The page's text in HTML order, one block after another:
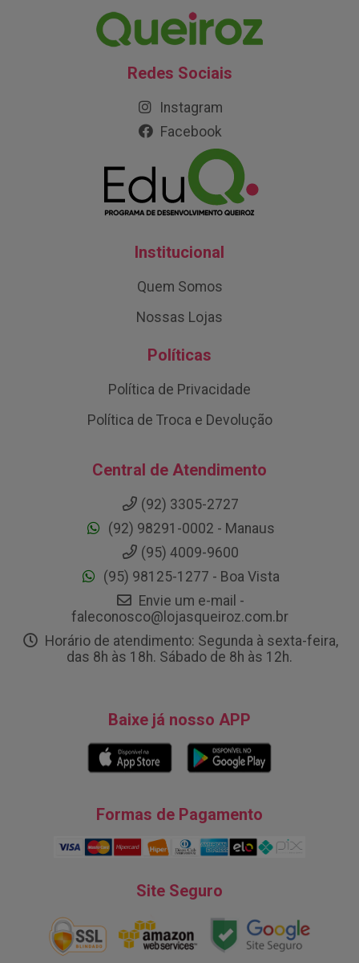
Redes Sociais
Instagram
Facebook
Institucional
Quem Somos
Nossas Lojas
Políticas
Política de Privacidade
Política de Troca e Devolução
Central de Atendimento
(92) 3305-2727
(92) 98291-0002 - Manaus
(95) 4009-9600
(95) 98125-1277 - Boa Vista
Envie um e-mail -
faleconosco@lojasqueiroz.com.br
Horário de atendimento: Segunda à sexta-feira,
das 8h às 18h. Sábado de 8h às 12h.
Baixe já nosso APP
Formas de Pagamento
Site Seguro